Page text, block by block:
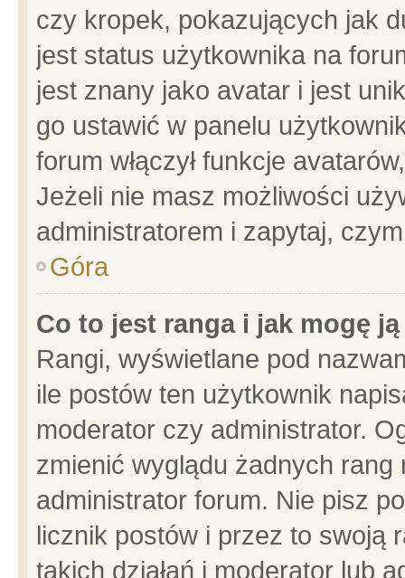
czy kropek, pokazujących jak
jest status użytkownika na
jest znany jako avatar i jest
go ustawić w panelu
forum włączył funkcje
Jeżeli nie masz możliwości
administratorem i zapytaj,
Góra
Co to jest ranga i jak mogę
Rangi, wyświetlane pod
ile postów ten użytkownik
moderator czy administrator.
zmienić wyglądu żadnych
administrator forum. Nie pisz
licznik postów i przez to swoją
takich działań i moderator lub